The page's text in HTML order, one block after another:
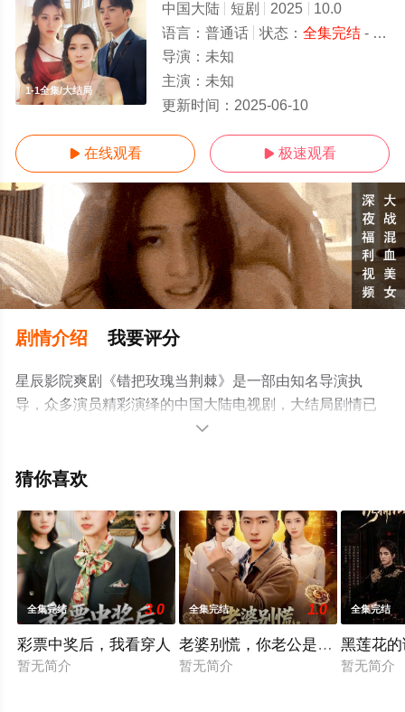
1-1全集/大结局
中国大陆 短剧 2025
10.0
语言： 普通话 状态： 全集完结- 免费在线观看
导演： 未知
主演： 未知
更新时间： 2025-06-10
 在线观看  极速观看
剧情介绍 我要评分
星辰影院爽剧《错把玫瑰当荆棘》是一部由知名导演执
导，众多演员精彩演绎的中国大陆电视剧，大结局剧情已
揭晓（1-1全集），手机免费观看高清无删减完整版电视剧
电视猫或剧情网等平台了解。

猜你喜欢
全集完结 3.0
彩票中奖后，我看穿人
暂无简介
全集完结 1.0
老婆别慌，你老公是满级大佬
暂无简介
全集完结
黑莲花
暂无简介